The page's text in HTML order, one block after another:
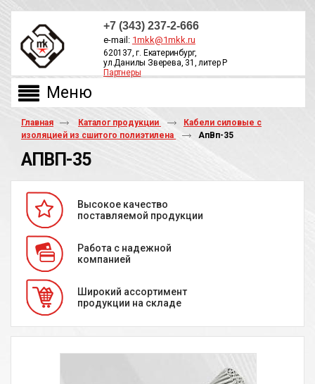
+7 (343) 237-2-666
e-mail: 1mkk@1mkk.ru
620137, г. Екатеринбург,
ул.Данилы Зверева, 31, литер Р
Партнеры
Главная Каталог продукции
Кабели силовые с
изоляцией из сшитого полиэтилена
АпВп-35
АПВП-35
Высокое качество
поставляемой продукции
Работа с надежной
компанией
Широкий ассортимент
продукции на складе